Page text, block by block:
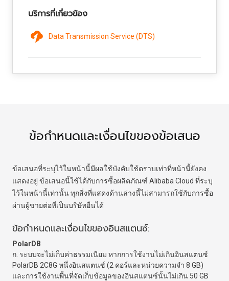
บริการที่เกี่ยวข้อง
Data Transmission Service (DTS)
ข้อกำหนดและเงื่อนไขของข้อเสนอ
ข้อเสนอที่ระบุไว้ในหน้านี้มีผลใช้บังคับใช้ตราบเท่าที่หน้านี้ยังคง
แสดงอยู่ ข้อเสนอนี้ใช้ได้กับการซื้อผลิตภัณฑ์ Alibaba Cloud ที่ระบุ
ไว้ในหน้านี้เท่านั้น ทุกสิ่งที่แสดงด้านล่างนี้ไม่สามารถใช้กับการซื้อ
ผ่านผู้ขายต่อที่เป็นบริษัทอื่นได้
ข้อกำหนดและเงื่อนไขของอินสแตนซ์:
PolarDB
ก. ระบบจะไม่เก็บค่าธรรมเนียม หากการใช้งานไม่เกินอินสแตนซ์
PolarDB 2C8G หนึ่งอินสแตนซ์ (2 คอร์และหน่วยความจำ 8 GB)
และการใช้งานพื้นที่จัดเก็บข้อมูลของอินสแตนซ์นั้นไม่เกิน 50 GB